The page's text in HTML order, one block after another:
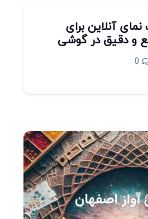
آنلاین برای
و دقیق در گوشی
0